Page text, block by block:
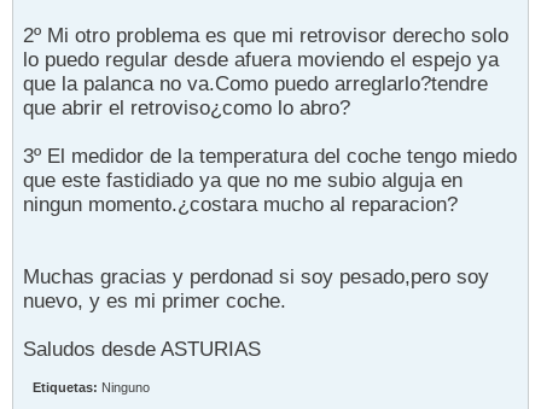
2º Mi otro problema es que mi retrovisor derecho solo
lo puedo regular desde afuera moviendo el espejo ya
que la palanca no va.Como puedo arreglarlo?tendre
que abrir el retroviso¿como lo abro?
3º El medidor de la temperatura del coche tengo miedo
que este fastidiado ya que no me subio alguja en
ningun momento.¿costara mucho al reparacion?
Muchas gracias y perdonad si soy pesado,pero soy
nuevo, y es mi primer coche.
Saludos desde ASTURIAS
Etiquetas: Ninguno